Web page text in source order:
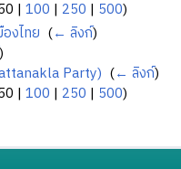
| 100 | 250 | 500)
งไทย (← ลิงก์)
)
Party) (← ลิงก์)
| 100 | 250 | 500)